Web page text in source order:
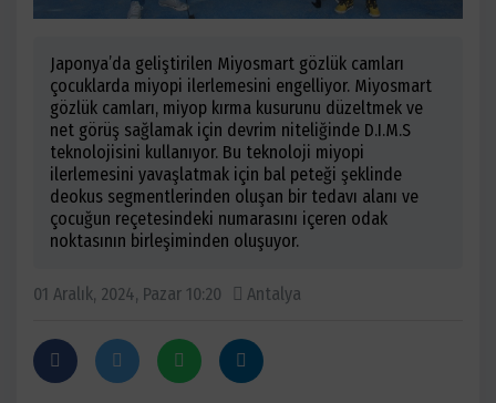
Japonya’da geliştirilen Miyosmart gözlük camları
çocuklarda miyopi ilerlemesini engelliyor. Miyosmart
gözlük camları, miyop kırma kusurunu düzeltmek ve
net görüş sağlamak için devrim niteliğinde D.I.M.S
teknolojisini kullanıyor. Bu teknoloji miyopi
ilerlemesini yavaşlatmak için bal peteği şeklinde
deokus segmentlerinden oluşan bir tedavı alanı ve
çocuğun reçetesindeki numarasını içeren odak
noktasının birleşiminden oluşuyor.
01 Aralık, 2024, Pazar 10:20 Antalya